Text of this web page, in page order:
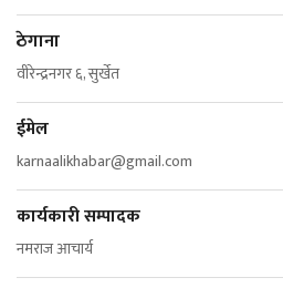
ठेगाना
वीरेन्द्रनगर ६, सुर्खेत
ईमेल
karnaalikhabar@gmail.com
कार्यकारी सम्पादक
नमराज आचार्य